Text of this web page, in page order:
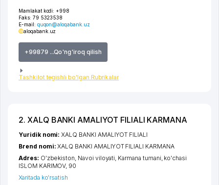
Mamlakat kodi: +998
Faks: 79 5323538
E-mail: quqon@aloqabank.uz
aloqabank.uz
+99879 ...Qo'ng'iroq qilish
Tashkilot tegishli bo'lgan Rubrikalar
2. XALQ BANKI АMALIYOT FILIALI KARMANA
Yuridik nomi:XALQ BANKI АMALIYOT FILIALI
Brend nomi:XALQ BANKI АMALIYOT FILIALI KARMANA
Adres: O'zbekiston, Navoi viloyati, Karmana tumani, ko'chasi
ISLOM KARIMOV, 90
Xaritada ko'rsatish